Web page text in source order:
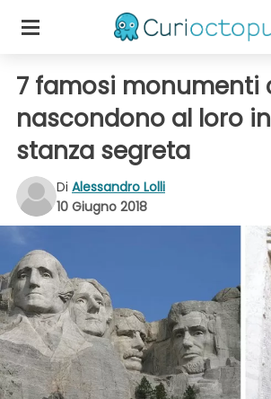
7 famosi monumenti
nascondono al loro
stanza segreta
Di Alessandro Lolli
10 Giugno 2018